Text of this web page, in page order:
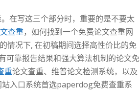
在写这三个部分时，重要的是不要太
查重，如何找到一个免费论文查重网
情况下, 在初稿期间选择高性价比的免
可靠报告结果和强大算法机制的论文免
重论文查重、维普论文检测系统，以及
站入口系统首选paperdog免费查重系